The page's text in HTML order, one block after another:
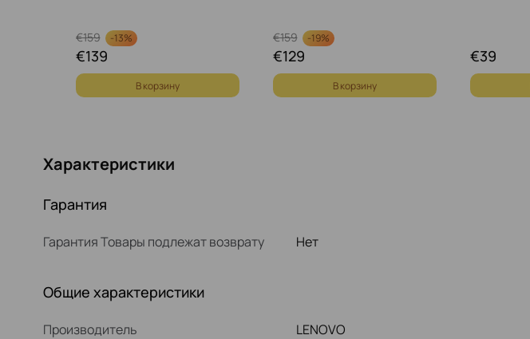
159
€ -13%
139
€
В корзину
159
€ -19%
129
€
В корзину
39
€
Характеристики
Гарантия
Гарантия Товары подлежат возврату Нет
Общие характеристики
Производитель LENOVO